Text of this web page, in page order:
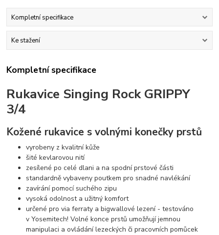
Kompletní specifikace
Ke stažení
Kompletní specifikace
Rukavice Singing Rock GRIPPY
3/4
Kožené rukavice s volnými konečky prstů
vyrobeny z kvalitní kůže
šité kevlarovou nití
zesílené po celé dlani a na spodní prstové části
standardně vybaveny poutkem pro snadné navlékání
zavírání pomocí suchého zipu
vysoká odolnost a užitný komfort
určené pro via ferraty a bigwallové lezení - testováno
v Yosemitech! Volné konce prstů umožňují jemnou
manipulaci a ovládání lezeckých či pracovních pomůcek